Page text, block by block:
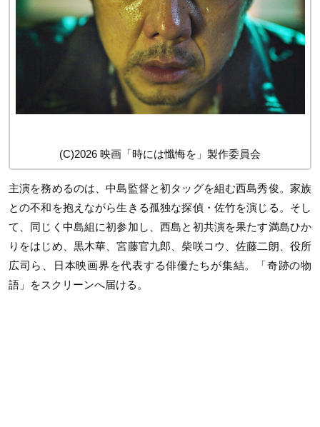
(C)2026 映画「時には懺悔を」製作委員会
主演を務めるのは、中島監督と初タッグを組む西島秀俊。家族
との不和を抱えながら生きる孤独な探偵・佐竹を演じる。そし
て、同じく中島組に初参加し、西島と初共演を果たす満島ひか
りをはじめ、黒木華、宮藤官九郎、柴咲コウ、佐藤二朗、役所
広司ら、日本映画界を代表する俳優たちが集結。「奇跡の物
語」をスクリーンへ届ける。